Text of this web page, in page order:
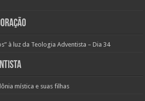
à luz da Teologia Adventista – Dia 34
mística e suas filhas